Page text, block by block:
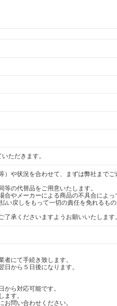
ただきます。
）や状況を合わせて、まずは弊社までご
の代替品をご用意いたします。
やメーカーによる商品の不具合によっ
い戻しをもって一切の責任を免れるもの
承くださいますようお願いいたします。
にて手続き致します。
から５日後になります。
ら対応可能です。
ます。
お問い合わせください。